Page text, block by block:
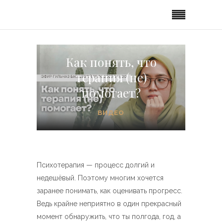
Как понять, что
терапия (не)
помогает?
ВИДЕО
Психотерапия — процесс долгий и
недешёвый. Поэтому многим хочется
заранее понимать, как оценивать прогресс.
Ведь крайне неприятно в один прекрасный
момент обнаружить, что ты полгода, год, а